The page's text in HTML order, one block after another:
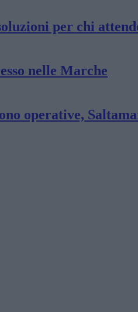
per chi
nelle Marche
operative,